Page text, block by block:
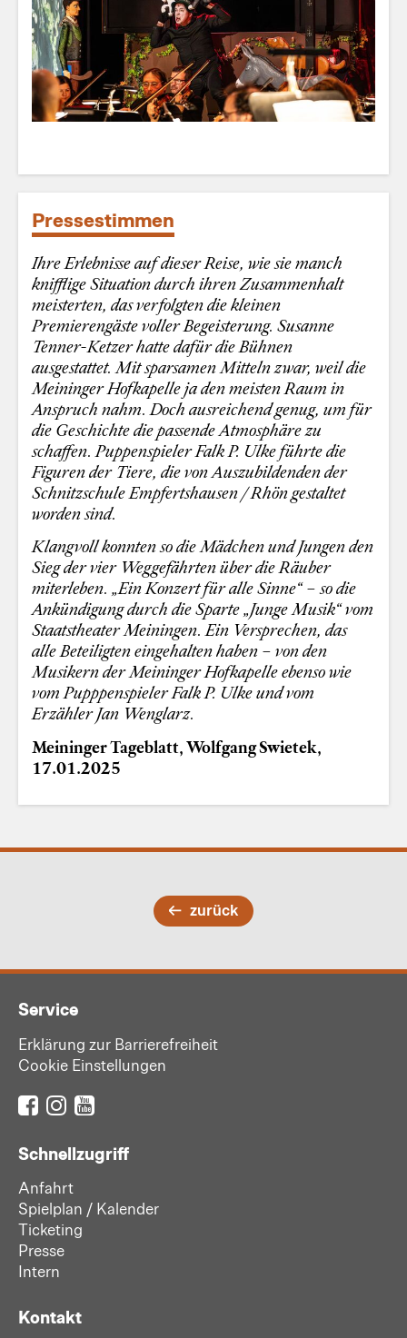
Pressestimmen
Ihre Erlebnisse auf dieser Reise, wie sie manch
knifflige Situation durch ihren Zusammenhalt
meisterten, das verfolgten die kleinen
Premierengäste voller Begeisterung. Susanne
Tenner-Ketzer hatte dafür die Bühnen
ausgestattet. Mit sparsamen Mitteln zwar, weil die
Meininger Hofkapelle ja den meisten Raum in
Anspruch nahm. Doch ausreichend genug, um für
die Geschichte die passende Atmosphäre zu
schaffen. Puppenspieler Falk P. Ulke führte die
Figuren der Tiere, die von Auszubildenden der
Schnitzschule Empfertshausen / Rhön gestaltet
worden sind.
Klangvoll konnten so die Mädchen und Jungen den
Sieg der vier Weggefährten über die Räuber
miterleben. „Ein Konzert für alle Sinne“ – so die
Ankündigung durch die Sparte „Junge Musik“ vom
Staatstheater Meiningen. Ein Versprechen, das
alle Beteiligten eingehalten haben – von den
Musikern der Meininger Hofkapelle ebenso wie
vom Pupppenspieler Falk P. Ulke und vom
Erzähler Jan Wenglarz.
Meininger Tageblatt, Wolfgang Swietek,
17.01.2025
zurück
Service
Erklärung zur Barrierefreiheit
Cookie Einstellungen
Schnellzugriff
Anfahrt
Spielplan / Kalender
Ticketing
Presse
Intern
Kontakt